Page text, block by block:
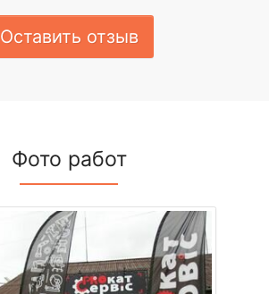
Оставить отзыв
Фото работ